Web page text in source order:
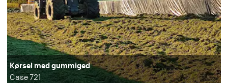
Kørsel med gummiged
Case 721